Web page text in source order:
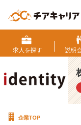
求人を探す 説明
企業TOP